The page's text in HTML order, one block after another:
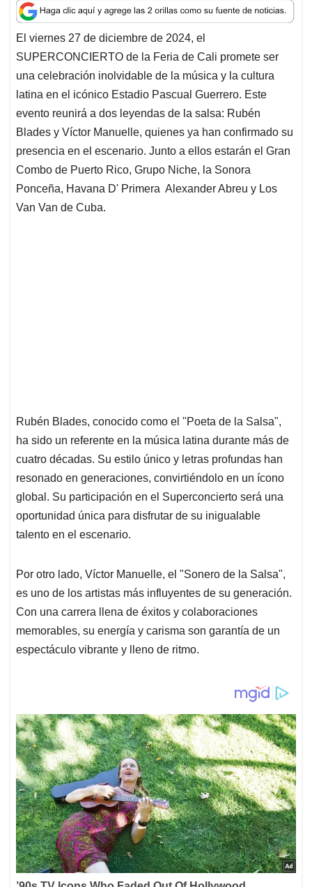
a
t
s
A
p
p
c
e
b
o
o
k
n
k
e
d
I
n
a
i
l
r
e
a
d
s
El viernes 27 de diciembre de 2024, el
SUPERCONCIERTO de la Feria de Cali promete ser
una celebración inolvidable de la música y la cultura
latina en el icónico Estadio Pascual Guerrero. Este
evento reunirá a dos leyendas de la salsa: Rubén
Blades y Víctor Manuelle, quienes ya han confirmado su
presencia en el escenario. Junto a ellos estarán el Gran
Combo de Puerto Rico, Grupo Niche, la Sonora
Ponceña, Havana D' Primera Alexander Abreu y Los
Van Van de Cuba.
Rubén Blades, conocido como el "Poeta de la Salsa",
ha sido un referente en la música latina durante más de
cuatro décadas. Su estilo único y letras profundas han
resonado en generaciones, convirtiéndolo en un ícono
global. Su participación en el Superconcierto será una
oportunidad única para disfrutar de su inigualable
talento en el escenario.
Por otro lado, Víctor Manuelle, el "Sonero de la Salsa",
es uno de los artistas más influyentes de su generación.
Con una carrera llena de éxitos y colaboraciones
memorables, su energía y carisma son garantía de un
espectáculo vibrante y lleno de ritmo.